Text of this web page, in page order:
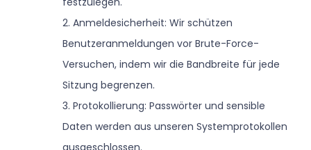
2. Anmeldesicherheit: Wir schützen
Benutzeranmeldungen vor Brute-Force-
Versuchen, indem wir die Bandbreite für jede
Sitzung begrenzen.
3. Protokollierung: Passwörter und sensible
Daten werden aus unseren Systemprotokollen
ausgeschlossen.